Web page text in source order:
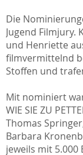
Die
Jugend Filmjury.
und Henriette
filmvermittelnd
Stoffen und
Mit nominiert
WIE SIE ZU
Thomas
Barbara
jeweils mit